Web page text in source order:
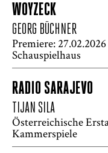
WOYZECK
GEORG BÜCHNER
Premiere: 27.02.2026
Schauspielhaus
RADIO SARAJEVO
TIJAN SILA
Österreichische
Kammerspiele